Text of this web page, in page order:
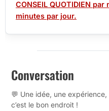
CONSEIL QUOTIDIEN
minutes par jour.
Conversation
💬 Une idée, une
c’est le bon endroit !